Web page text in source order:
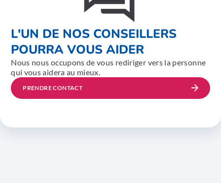
L'UN DE NOS CONSEILLERS
POURRA VOUS AIDER
Nous nous occupons de vous rediriger vers la personne
qui vous aidera au mieux.
PRENDRE CONTACT